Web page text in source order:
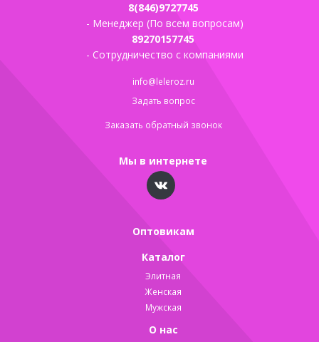
8(846)9727745
- Менеджер (По всем вопросам)
89270157745
- Сотрудничество с компаниями
info@leleroz.ru
Задать вопрос
Заказать обратный звонок
Мы в интернете
Оптовикам
Каталог
Элитная
Женская
Мужская
О нас